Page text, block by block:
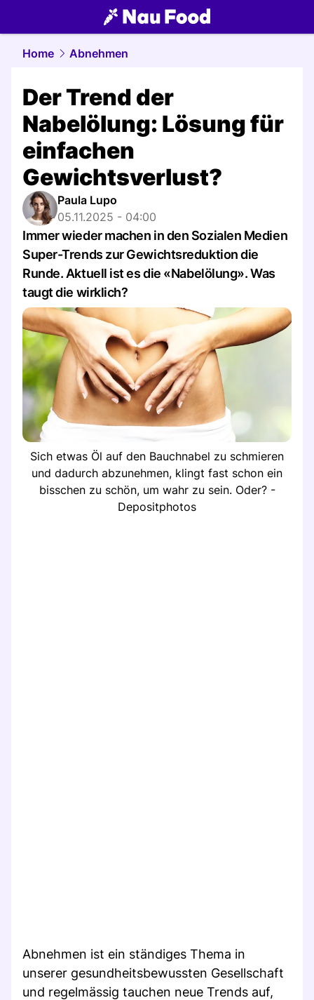
food.NAU.ch
Home Abnehmen
Der Trend der
Nabelölung: Lösung für
einfachen
Gewichtsverlust?
Paula Lupo
05.11.2025 - 04:00
Immer wieder machen in den Sozialen Medien
Super-Trends zur Gewichtsreduktion die
Runde. Aktuell ist es die «Nabelölung». Was
taugt die wirklich?
Sich etwas Öl auf den Bauchnabel zu schmieren
und dadurch abzunehmen, klingt fast schon ein
bisschen zu schön, um wahr zu sein. Oder? -
Depositphotos
Abnehmen ist ein ständiges Thema in
unserer gesundheitsbewussten Gesellschaft
und regelmässig tauchen neue Trends auf,